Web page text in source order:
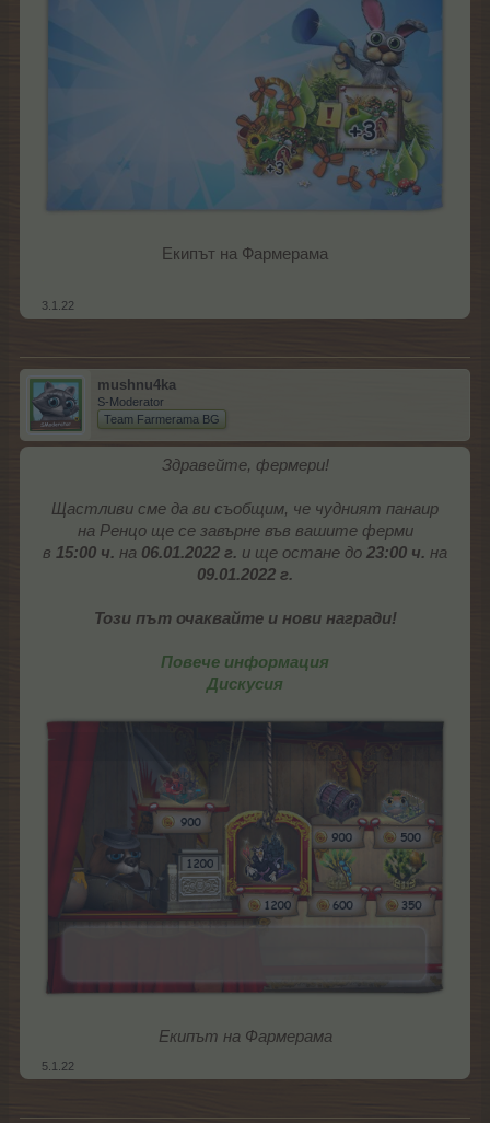
Екипът на Фармерама​
3.1.22
mushnu4ka
S-Moderator
Team Farmerama BG
Здравейте, фермери!
Щастливи сме да ви съобщим, че чудният панаир
на Ренцо ще се завърне във вашите ферми
в 15:00 ч. на 06.01.2022 г. и ще остане до 23:00 ч. на
09.01.2022 г.
Този път очаквайте и нови награди!
Повече информация
Дискусия
Екипът на Фармерама
5.1.22